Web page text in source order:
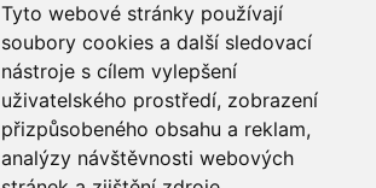
Tyto webové stránky používají
soubory cookies a další sledovací
nástroje s cílem vylepšení
uživatelského prostředí, zobrazení
přizpůsobeného obsahu a reklam,
analýzy návštěvnosti webových
Youtube kanál arboreta